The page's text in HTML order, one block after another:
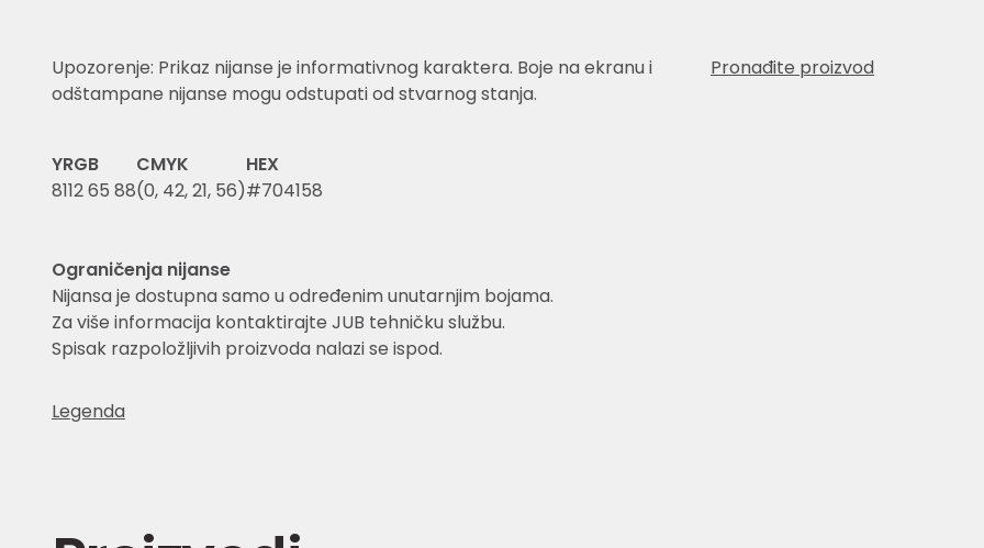
Upozorenje: Prikaz nijanse je informativnog karaktera. Boje na ekranu i
odštampane nijanse mogu odstupati od stvarnog stanja.
Pronađite proizvod
Y
8
RGB
112 65 88
CMYK
(0, 42, 21, 56)
HEX
#704158
Ograničenja nijanse
Nijansa je dostupna samo u određenim unutarnjim bojama.
Za više informacija kontaktirajte JUB tehničku službu.
Spisak razpoložljivih proizvoda nalazi se ispod.
Legenda